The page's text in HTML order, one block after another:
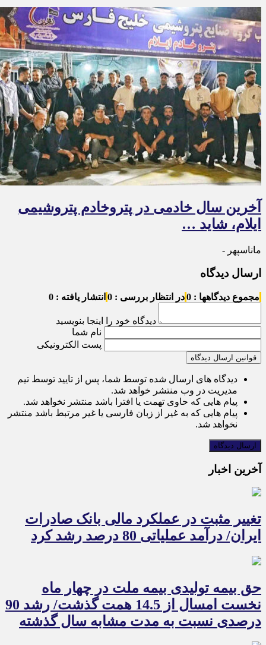
آخرین سال خادمی در پتروخادم پتروشیمی
ایلام، شاید …
ماناسپهر -
ارسال دیدگاه
مجموع دیدگاهها : 0 در انتظار بررسی : 0 انتشار یافته : 0
دیدگاه خود را اینجا بنویسید
نام شما
پست الکترونیکی
قوانین ارسال دیدگاه
دیدگاه های ارسال شده توسط شما، پس از تایید توسط تیم
مدیریت در وب منتشر خواهد شد.
پیام هایی که حاوی تهمت یا افترا باشد منتشر نخواهد شد.
پیام هایی که به غیر از زبان فارسی یا غیر مرتبط باشد منتشر
نخواهد شد.
آخرین اخبار
تغییر مثبت در عملکرد مالی بانک صادرات
ایران/ درآمد عملیاتی 80 درصد رشد کرد
حق بیمه تولیدی بیمه ملت در چهار ماه
نخست امسال از 14.5 همت گذشت/ رشد 90
درصدی نسبت به مدت مشابه سال گذشته